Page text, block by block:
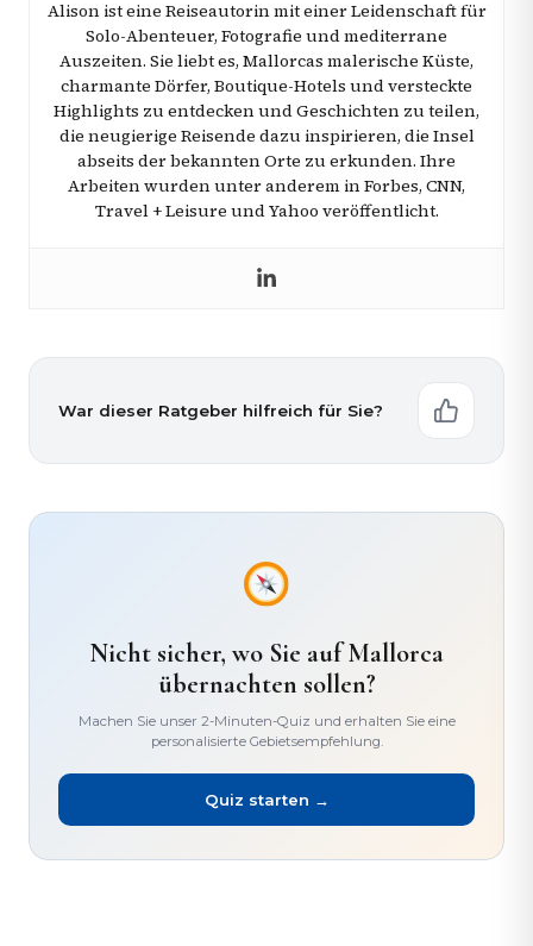
Alison ist eine Reiseautorin mit einer Leidenschaft für
Solo-Abenteuer, Fotografie und mediterrane
Auszeiten. Sie liebt es, Mallorcas malerische Küste,
charmante Dörfer, Boutique-Hotels und versteckte
Highlights zu entdecken und Geschichten zu teilen,
die neugierige Reisende dazu inspirieren, die Insel
abseits der bekannten Orte zu erkunden. Ihre
Arbeiten wurden unter anderem in Forbes, CNN,
Travel + Leisure und Yahoo veröffentlicht.
War dieser Ratgeber hilfreich für Sie?
Nicht sicher, wo Sie auf Mallorca
übernachten sollen?
Machen Sie unser 2-Minuten-Quiz und erhalten Sie eine
personalisierte Gebietsempfehlung.
Quiz starten →